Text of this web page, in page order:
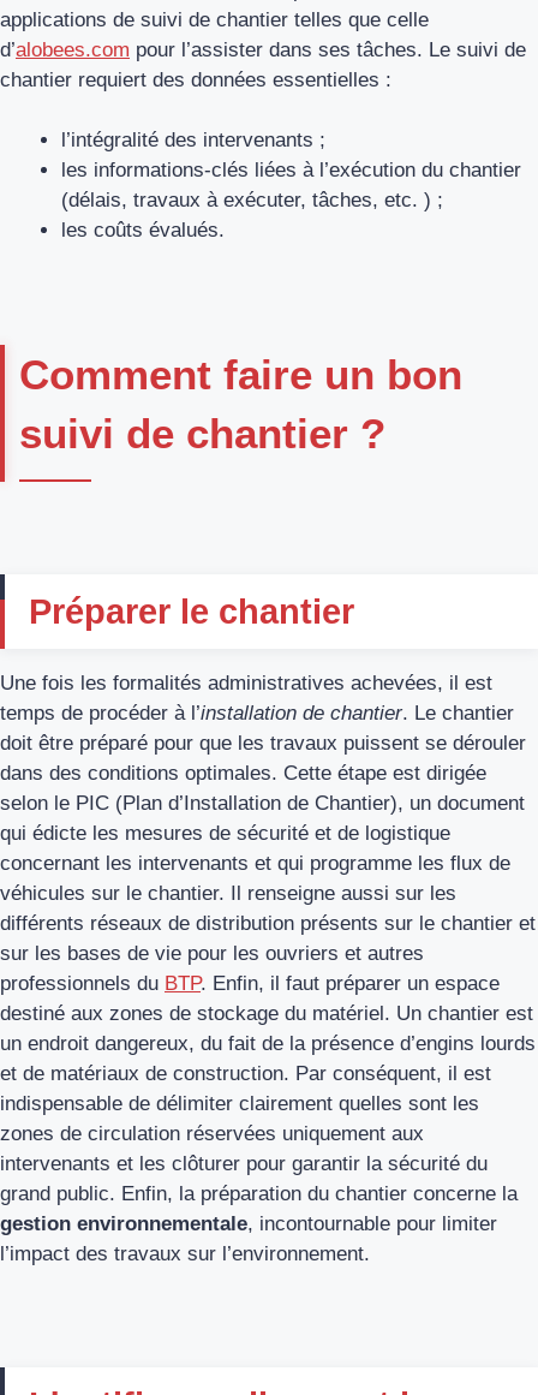
applications de suivi de chantier telles que celle
d’alobees.com pour l’assister dans ses tâches. Le suivi de
chantier requiert des données essentielles :
l’intégralité des intervenants ;
les informations-clés liées à l’exécution du chantier
(délais, travaux à exécuter, tâches, etc. ) ;
les coûts évalués.
Comment faire un bon
suivi de chantier ?
Préparer le chantier
Une fois les formalités administratives achevées, il est
temps de procéder à l’installation de chantier. Le chantier
doit être préparé pour que les travaux puissent se dérouler
dans des conditions optimales. Cette étape est dirigée
selon le PIC (Plan d’Installation de Chantier), un document
qui édicte les mesures de sécurité et de logistique
concernant les intervenants et qui programme les flux de
véhicules sur le chantier. Il renseigne aussi sur les
différents réseaux de distribution présents sur le chantier et
sur les bases de vie pour les ouvriers et autres
professionnels du BTP. Enfin, il faut préparer un espace
destiné aux zones de stockage du matériel. Un chantier est
un endroit dangereux, du fait de la présence d’engins lourds
et de matériaux de construction. Par conséquent, il est
indispensable de délimiter clairement quelles sont les
zones de circulation réservées uniquement aux
intervenants et les clôturer pour garantir la sécurité du
grand public. Enfin, la préparation du chantier concerne la
gestion environnementale, incontournable pour limiter
l’impact des travaux sur l’environnement.